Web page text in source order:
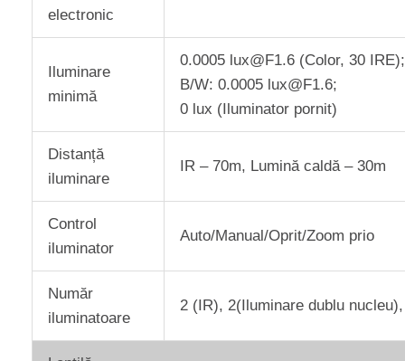
electronic
Iluminare
minimă
0.0005 lux@F1.6 (Color, 30 IRE);
B/W: 0.0005 lux@F1.6;
0 lux (Iluminator pornit)
Distanță
iluminare
IR – 70m, Lumină caldă – 30m
Control
iluminator
Auto/Manual/Oprit/Zoom prio
Număr
iluminatoare
2 (IR), 2(Iluminare dublu